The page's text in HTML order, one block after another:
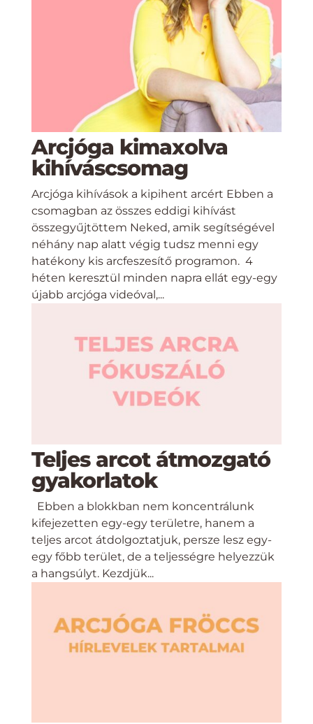
Arcjóga kimaxolva
kihíváscsomag
Arcjóga kihívások a kipihent arcért Ebben a
csomagban az összes eddigi kihívást
összegyűjtöttem Neked, amik segítségével
néhány nap alatt végig tudsz menni egy
hatékony kis arcfeszesítő programon. 4
héten keresztül minden napra ellát egy-egy
újabb arcjóga videóval,...
Teljes arcot átmozgató
gyakorlatok
Ebben a blokkban nem koncentrálunk
kifejezetten egy-egy területre, hanem a
teljes arcot átdolgoztatjuk, persze lesz egy-
egy főbb terület, de a teljességre helyezzük
a hangsúlyt. Kezdjük...